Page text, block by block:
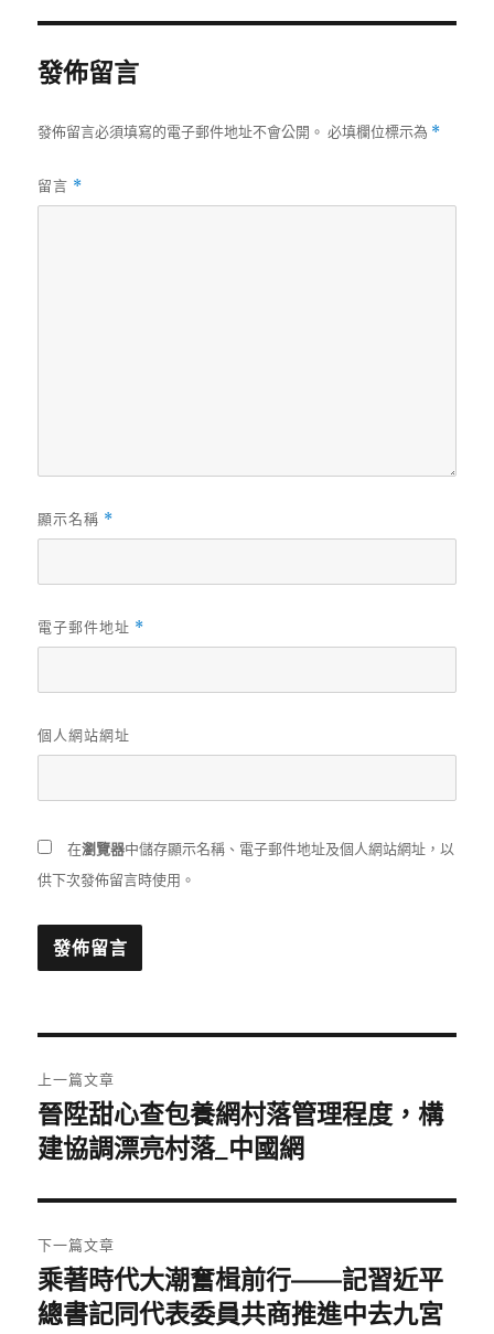
發佈留言
發佈留言必須填寫的電子郵件地址不會公開。 必填欄位標示為 *
留言 *
顯示名稱 *
電子郵件地址 *
個人網站網址
在瀏覽器中儲存顯示名稱、電子郵件地址及個人網站網址，以
供下次發佈留言時使用。
章
導
覽
上一篇文章
上
一
文
章:
晉陞甜心查包養網村落管理程度，構
建協調漂亮村落_中國網
下一篇文章
下
一
乘著時代大潮奮楫前行——記習近平
總書記同代表委員共商推進中去九宮